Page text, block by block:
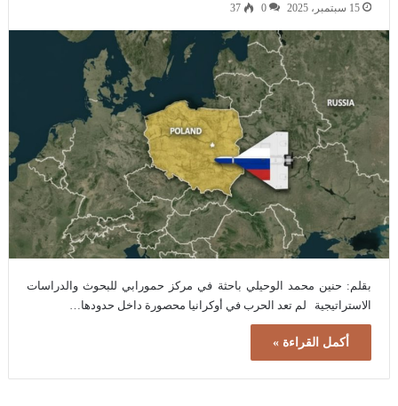
15 سبتمبر، 2025 0
37
بقلم: حنين محمد الوحيلي باحثة في مركز حمورابي للبحوث والدراسات
الاستراتيجية لم تعد الحرب في أوكرانيا محصورة داخل حدودها…
أكمل القراءة »